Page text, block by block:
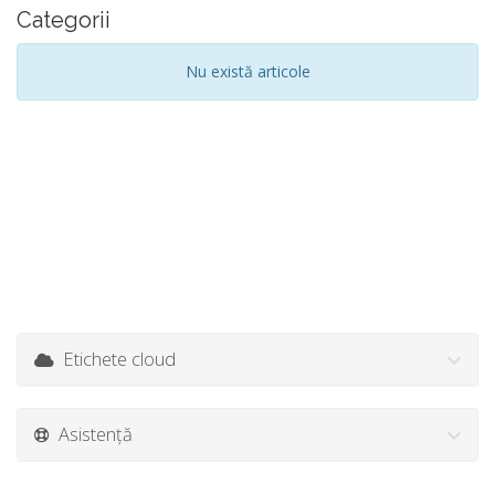
Categorii
Nu există articole
Etichete cloud
Asistență